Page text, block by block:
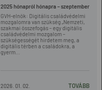
2025 hónapról hónapra – szeptember
GVH-elnök: Digitális családvédelmi
mozgalomra van szükség „Nemzeti,
szakmai összefogás – egy digitális
családvédelmi mozgalom –
szükségességét hirdetem meg, a
digitális térben a családokra, a
gyerm...
2026. 01. 02. TOVÁBB